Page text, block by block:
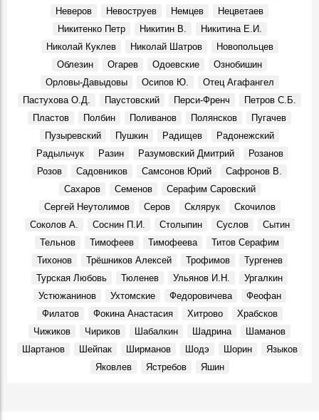
Неверов
Невоструев Немцев
Нецветаев
Никитенко Петр
Никитин В.
Никитина Е.И.
Николай Куклев
Николай Шатров
Новопольцев
Облезин
Огарев Одоевские
Ознобишин
Орловы-Давыдовы
Осипов Ю.
Отец Агафангел
Пастухова О.Д.
Паустовский Перси-Френч
Петров С.Б.
Пластов
Полбин Поливанов Полянсков
Пугачев
Пузыревский
Пушкин Радищев
Радонежский
Радыльчук
Разин Разумовский Дмитрий
Розанов
Розов
Садовников Самсонов Юрий
Сафронов В.
Сахаров
Семенов
Серафим Саровский
Сергей Неутолимов
Серов Склярук
Скочилов
Соколов А.
Соснин П.И. Столыпин Суслов
Сытин
Тельнов
Тимофеев Тимофеева
Титов Серафим
Тихонов
Трёшников Алексей Трофимов
Тургенев
Турская Любовь
Тюленев Ульянов И.Н.
Ургалкин
Устюжанинов
Ухтомские Федоровичева
Феофан
Филатов
Фокина Анастасия Хитрово
Храбсков
Чижиков
Чириков Шабалкин Шадрина
Шаманов
Шартанов
Шейпак Ширманов Шодэ Шорин
Языков
Яковлев
Ястребов Яшин